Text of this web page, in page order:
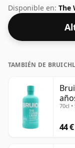
malta y está
Con un volumen
con una
solo o con una
Disponible en: The
TAMBIÉN DE
70cl •
44 €